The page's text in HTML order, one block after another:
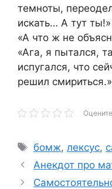
темноты,
искать… А тут ты!»
«А что ж не
«Ага, я пытался,
испугался, что
решил смириться.»
Метки
бомж,лексус,
Анекдот про